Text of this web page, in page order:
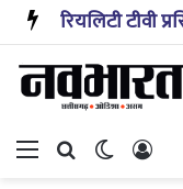
Menu Search forSwitch skin